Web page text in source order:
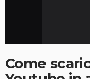
Come